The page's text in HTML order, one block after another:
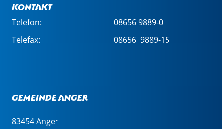
Kontakt
Telefon:
08656 9889-0
Telefax:
08656 9889-15
Gemeinde Anger
83454 Anger